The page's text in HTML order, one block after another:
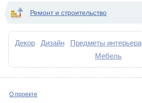
Ремонт и строительство
Декор Дизайн Предметы интерьера
Мебель
О проекте